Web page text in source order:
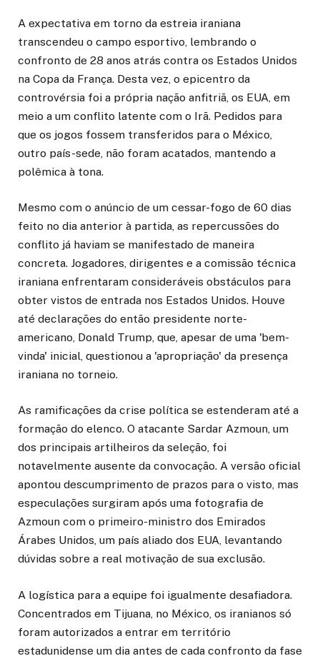
A expectativa em torno da estreia iraniana
transcendeu o campo esportivo, lembrando o
confronto de 28 anos atrás contra os Estados Unidos
na Copa da França. Desta vez, o epicentro da
controvérsia foi a própria nação anfitriã, os EUA, em
meio a um conflito latente com o Irã. Pedidos para
que os jogos fossem transferidos para o México,
outro país-sede, não foram acatados, mantendo a
polêmica à tona.
Mesmo com o anúncio de um cessar-fogo de 60 dias
feito no dia anterior à partida, as repercussões do
conflito já haviam se manifestado de maneira
concreta. Jogadores, dirigentes e a comissão técnica
iraniana enfrentaram consideráveis obstáculos para
obter vistos de entrada nos Estados Unidos. Houve
até declarações do então presidente norte-
americano, Donald Trump, que, apesar de uma 'bem-
vinda' inicial, questionou a 'apropriação' da presença
iraniana no torneio.
As ramificações da crise política se estenderam até a
formação do elenco. O atacante Sardar Azmoun, um
dos principais artilheiros da seleção, foi
notavelmente ausente da convocação. A versão oficial
apontou descumprimento de prazos para o visto, mas
especulações surgiram após uma fotografia de
Azmoun com o primeiro-ministro dos Emirados
Árabes Unidos, um país aliado dos EUA, levantando
dúvidas sobre a real motivação de sua exclusão.
A logística para a equipe foi igualmente desafiadora.
Concentrados em Tijuana, no México, os iranianos só
foram autorizados a entrar em território
estadunidense um dia antes de cada confronto da fase